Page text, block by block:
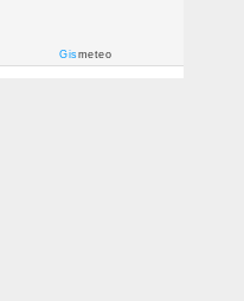
Gismeteo